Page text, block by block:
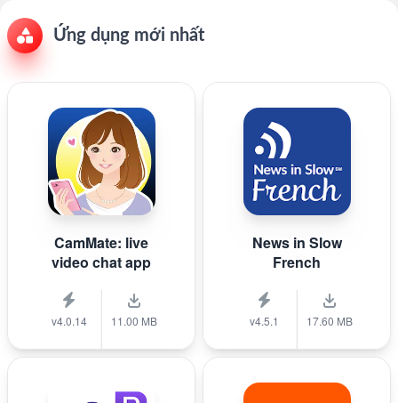
Ứng dụng mới nhất
CamMate: live
video chat app
v4.0.14 11.00 MB
News in Slow
French
v4.5.1 17.60 MB